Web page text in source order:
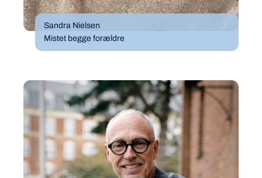
Sandra Nielsen
Mistet begge forældre